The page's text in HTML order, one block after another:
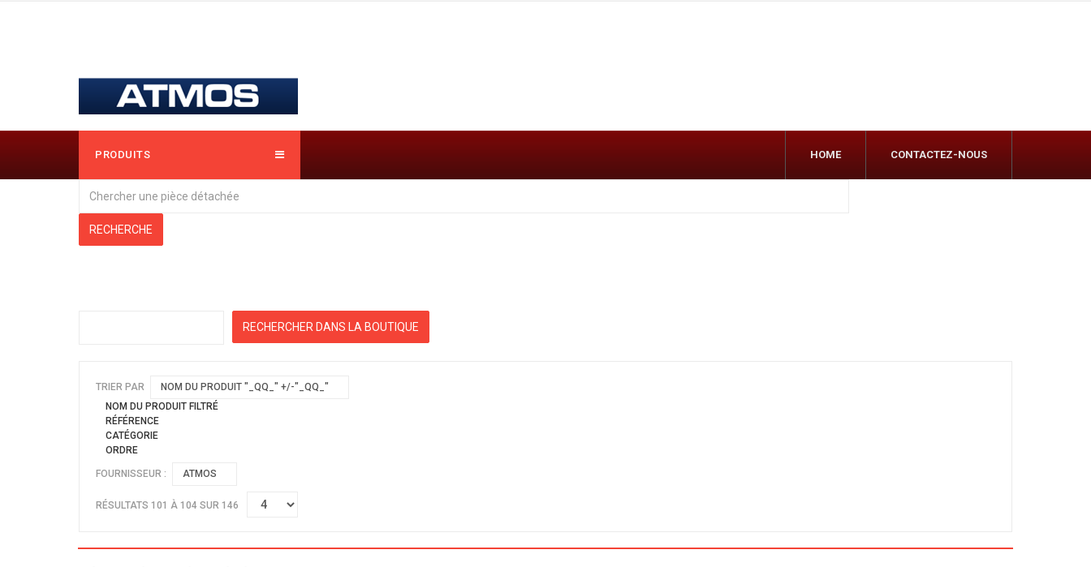
PRODUITS HOME CONTACTEZ-NOUS
TRIER PAR
NOM DU PRODUIT "_QQ_" +/-"_QQ_"
NOM DU PRODUIT FILTRÉ
RÉFÉRENCE
CATÉGORIE
ORDRE
FOURNISSEUR : ATMOS
RÉSULTATS 101 À 104 SUR 146